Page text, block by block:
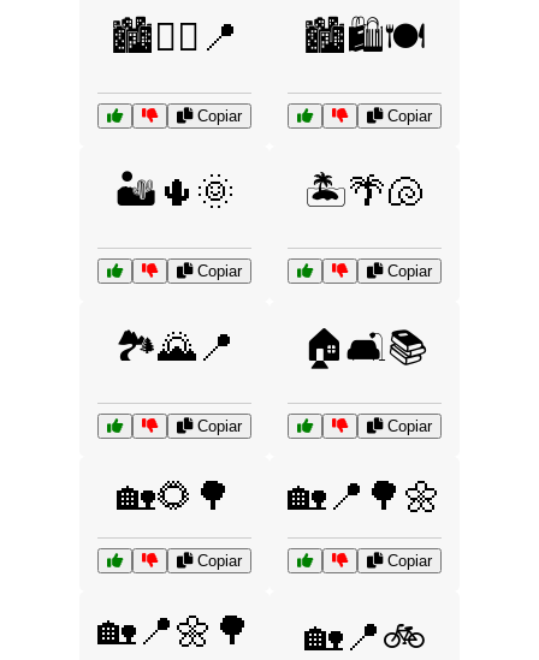
🏙️🚶‍♂️📍
Copiar
🏙️🛍️🍽️
Copiar
🏜️🌵🌞
Copiar
🏝️🌴🐚
Copiar
🏞️🌄📍
Copiar
🏠🛋️📚
Copiar
🏡🌻🌳
Copiar
🏡📍🌳🌼
Copiar
🏡📍🌼🌳 🏡📍🚲